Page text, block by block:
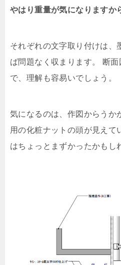
やはり重量が気になりますか
それぞれの文字取り付けは、
ば問題なく収まります。 断
で、理解も容易いでしょう。
気になるのは、作図からうか
用の化粧ナットの頭が見えて
はちょっとまずかったかもし